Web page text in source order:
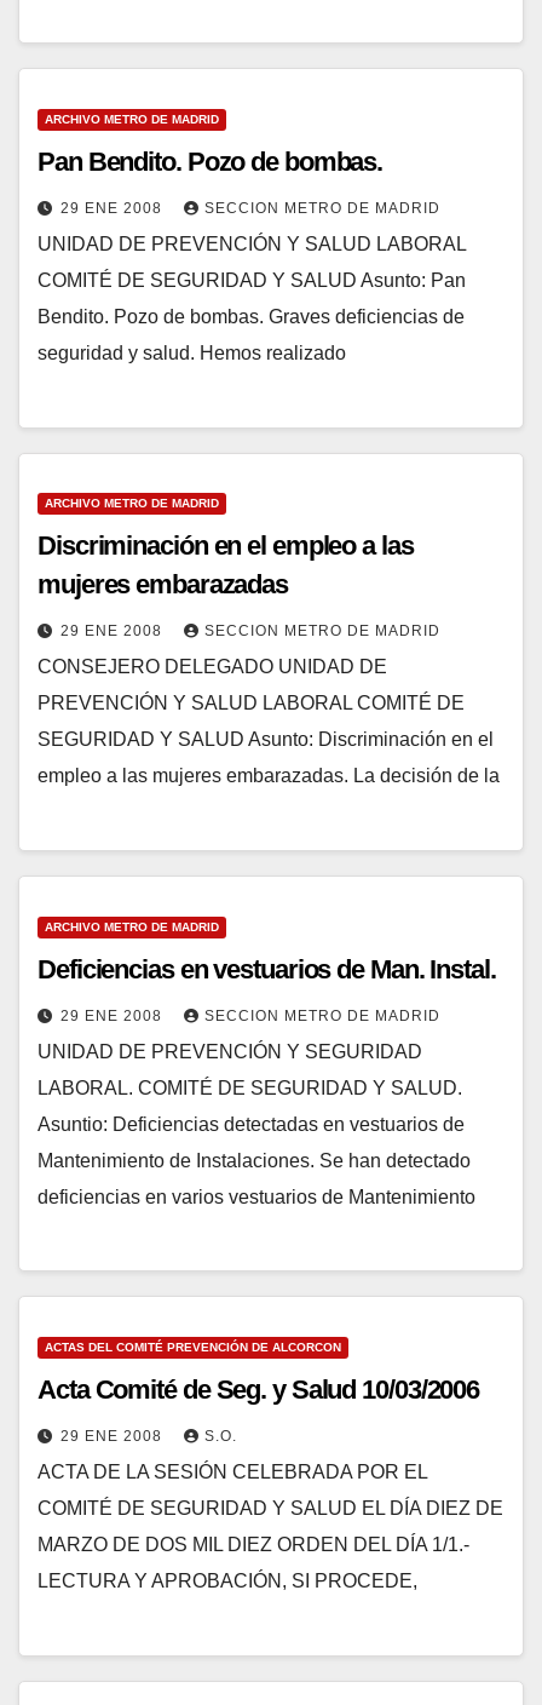
ARCHIVO METRO DE MADRID
Pan Bendito. Pozo de bombas.
29 ENE 2008 SECCION METRO DE MADRID
UNIDAD DE PREVENCIÓN Y SALUD LABORAL
COMITÉ DE SEGURIDAD Y SALUD Asunto: Pan
Bendito. Pozo de bombas. Graves deficiencias de
seguridad y salud. Hemos realizado
ARCHIVO METRO DE MADRID
Discriminación en el empleo a las
mujeres embarazadas
29 ENE 2008 SECCION METRO DE MADRID
CONSEJERO DELEGADO UNIDAD DE
PREVENCIÓN Y SALUD LABORAL COMITÉ DE
SEGURIDAD Y SALUD Asunto: Discriminación en el
empleo a las mujeres embarazadas. La decisión de la
ARCHIVO METRO DE MADRID
Deficiencias en vestuarios de Man. Instal.
29 ENE 2008 SECCION METRO DE MADRID
UNIDAD DE PREVENCIÓN Y SEGURIDAD
LABORAL. COMITÉ DE SEGURIDAD Y SALUD.
Asuntio: Deficiencias detectadas en vestuarios de
Mantenimiento de Instalaciones. Se han detectado
deficiencias en varios vestuarios de Mantenimiento
ACTAS DEL COMITÉ PREVENCIÓN DE ALCORCON
Acta Comité de Seg. y Salud 10/03/2006
29 ENE 2008 S.O.
ACTA DE LA SESIÓN CELEBRADA POR EL
COMITÉ DE SEGURIDAD Y SALUD EL DÍA DIEZ DE
MARZO DE DOS MIL DIEZ ORDEN DEL DÍA 1/1.-
LECTURA Y APROBACIÓN, SI PROCEDE,